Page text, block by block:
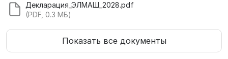
Декларация_ЭЛМАШ_2028.pdf
(PDF, 0.3 МБ)
Показать все документы